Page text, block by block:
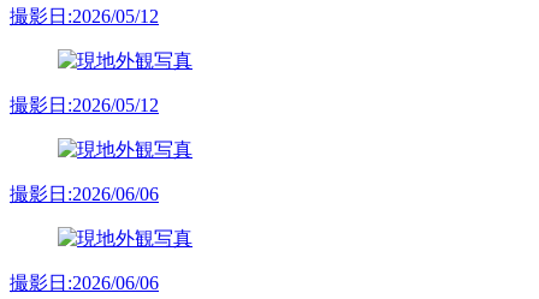
撮影日:2026/05/12
撮影日:2026/05/12
撮影日:2026/06/06
撮影日:2026/06/06